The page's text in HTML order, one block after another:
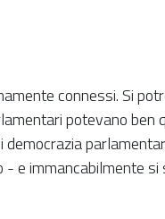
connessi. Si
potevano ben
- e immancabilmente